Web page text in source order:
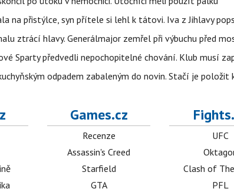
na přistýlce, syn přítele si lehl k tátovi. Iva z Jihlavy
ztrácí hlavy. Generálmajor zemřel při výbuchu před
Sparty předvedli nepochopitelné chování. Klub musí
odpadem zabaleným do novin. Stačí je
Games.cz
Recenze
Assassin's Creed
Starfield
GTA
UFC
Clash of
PFL